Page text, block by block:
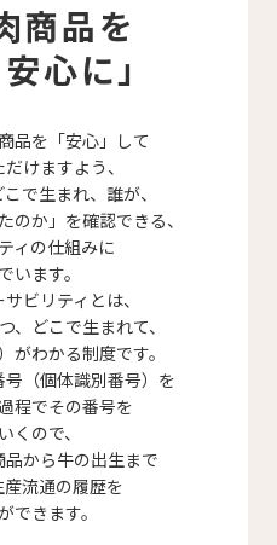
商品を
心に」
品を「安心」して
けますよう、
で生まれ、誰が、
のか」を確認できる、
ィの仕組みに
います。
ビリティとは、
、どこで生まれて、
がわかる制度です。
（個体識別番号）を
程でその番号を
くので、
から牛の出生まで
流通の履歴を
できます。